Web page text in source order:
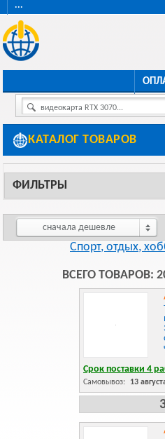
···
видеокарта RTX 3070...
КАТАЛОГ ТОВАРОВ
ФИЛЬТРЫ
сначала дешевле
Спорт, отдых,
ВСЕГО ТОВАРОВ:
Срок поставки 4
Самовывоз: 13